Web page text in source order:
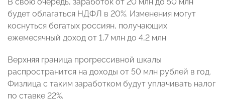
будет облагаться НДФЛ в 20%. Изменения могут
коснуться богатых россиян, получающих
ежемесячный доход от 1,7 млн до 4,2 млн.
Верхняя граница прогрессивной шкалы
распространится на доходы от 50 млн рублей в год.
Физлица с таким заработком будут уплачивать налог
по ставке 22%.